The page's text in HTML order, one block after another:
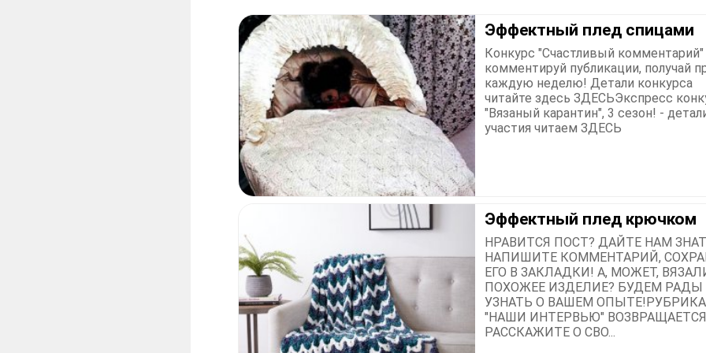
Эффектный плед спицами
Конкурс "Счастливый комментарий"
комментируй публикации, получай
каждую неделю! Детали конкурса
читайте здесь ЗДЕСЬЭкспресс
"Вязаный карантин", 3 сезон! -
участия читаем ЗДЕСЬ
Эффектный плед крючком
НРАВИТСЯ ПОСТ? ДАЙТЕ НАМ
НАПИШИТЕ КОММЕНТАРИЙ,
ЕГО В ЗАКЛАДКИ! А, МОЖЕТ,
ПОХОЖЕЕ ИЗДЕЛИЕ? БУДЕМ РАДЫ
УЗНАТЬ О ВАШЕМ ОПЫТЕ!РУБРИКА
"НАШИ ИНТЕРВЬЮ"
РАССКАЖИТЕ О СВО...